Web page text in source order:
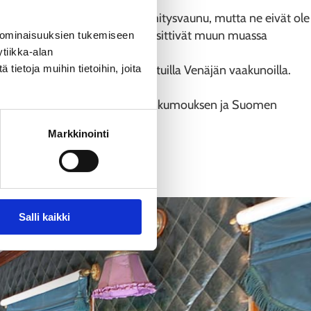
tukemiseen
alan
tietoja muihin tietoihin, joita
Markkinointi
Salli kaikki
keittiövaunu ja lämmitysvaunu, mutta ne eivät ole
materiaalein, jotka käsittivät muun muassa
ja varustettiin kullatuilla Venäjän vaakunoilla.
uudistettiin.
säilytettiin Venäjän vallankumouksen ja Suomen